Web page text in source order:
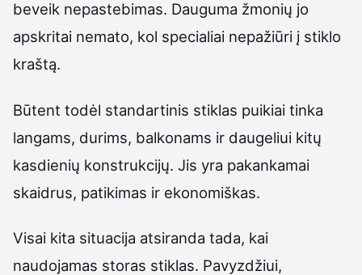
beveik nepastebimas. Dauguma žmonių jo
apskritai nemato, kol specialiai nepažiūri į stiklo
kraštą.
Būtent todėl standartinis stiklas puikiai tinka
langams, durims, balkonams ir daugeliui kitų
kasdienių konstrukcijų. Jis yra pakankamai
skaidrus, patikimas ir ekonomiškas.
Visai kita situacija atsiranda tada, kai
naudojamas storas stiklas. Pavyzdžiui,